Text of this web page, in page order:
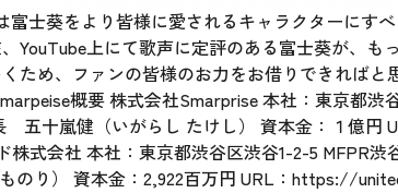
富士葵をより皆様に愛されるキャラクターにす
YouTube上にて歌声に定評のある富士葵が、も
ため、ファンの皆様のお力をお借りできればと
概要 株式会社Smarprise 本社：東京都渋
五十嵐健（いがらし たけし） 資本金：１億円
式会社 本社：東京都渋谷区渋谷1-2-5 MFPR渋
り） 資本金：2,922百万円 URL： https://